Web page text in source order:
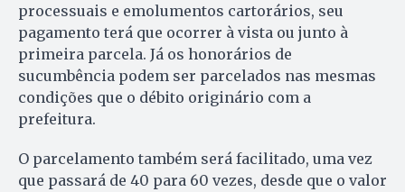
processuais e emolumentos cartorários, seu
pagamento terá que ocorrer à vista ou junto à
primeira parcela. Já os honorários de
sucumbência podem ser parcelados nas mesmas
condições que o débito originário com a
prefeitura.
O parcelamento também será facilitado, uma vez
que passará de 40 para 60 vezes, desde que o valor